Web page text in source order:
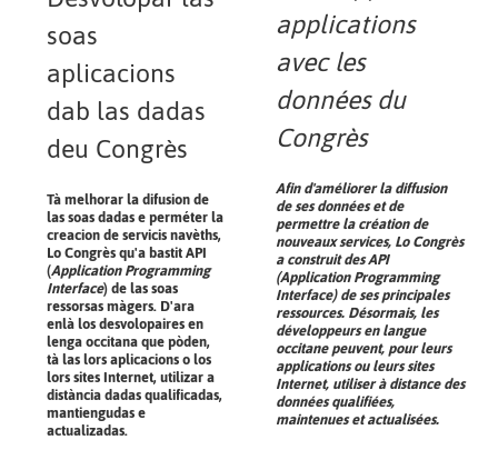
soas
aplicacions
dab las dadas
deu Congrès
Tà melhorar la difusion de
las soas dadas e perméter la
creacion de servicis navèths,
Lo Congrès qu'a bastit API
(Application Programming
Interface) de las soas
ressorsas màgers. D'ara
enlà los desvolopaires en
lenga occitana que pòden,
tà las lors aplicacions o los
lors sites Internet, utilizar a
distància dadas qualificadas,
mantiengudas e
actualizadas.
applications
avec les
données du
Congrès
Afin d'améliorer la diffusion
de ses données et de
permettre la création de
nouveaux services, Lo Congrès
a construit des API
(Application Programming
Interface) de ses principales
ressources. Désormais, les
développeurs en langue
occitane peuvent, pour leurs
applications ou leurs sites
Internet, utiliser à distance des
données qualifiées,
maintenues et actualisées.